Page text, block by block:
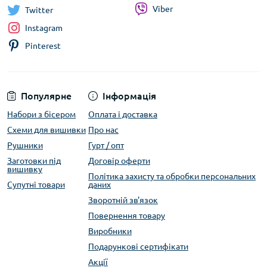
Популярне
Набори з бісером
Схеми для вишивки
Рушники
Заготовки під
вишивку
Супутні товари
Інформація
Оплата і доставка
Про нас
Гурт / опт
Договір оферти
Політика захисту та обробки персональних
даних
Зворотній зв'язок
Повернення товару
Виробники
Подарункові сертифікати
Акції
Twitter
Instagram
Pinterest
Viber